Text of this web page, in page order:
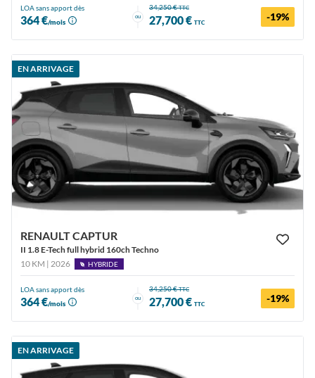
LOA sans apport dès
364 €/mois
ou
34,250 €TTC
27,700 € TTC -19%
EN ARRIVAGE
RENAULT CAPTUR
II 1.8 E-Tech full hybrid 160ch Techno
10 KM | 2026
HYBRIDE
LOA sans apport dès
364 €/mois
ou
34,250 €TTC
27,700 € TTC -19%
EN ARRIVAGE